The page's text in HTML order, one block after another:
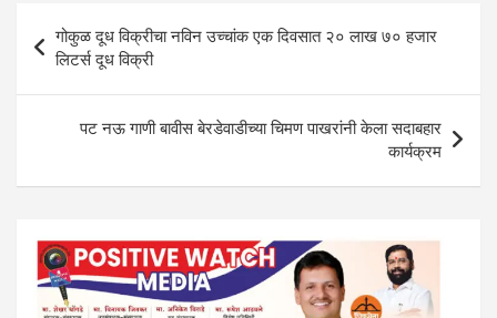
A
p
p
o
o
k
n
a
m
Post
navigation
गोकुळ दूध विक्रीचा नविन उच्‍चांक एक दिवसात २० लाख ७० हजार
लिटर्स दूध विक्री
पट नऊ गाणी बावीस बेरडेवाडीच्या चिमण पाखरांनी केला सदाबहार
कार्यक्रम